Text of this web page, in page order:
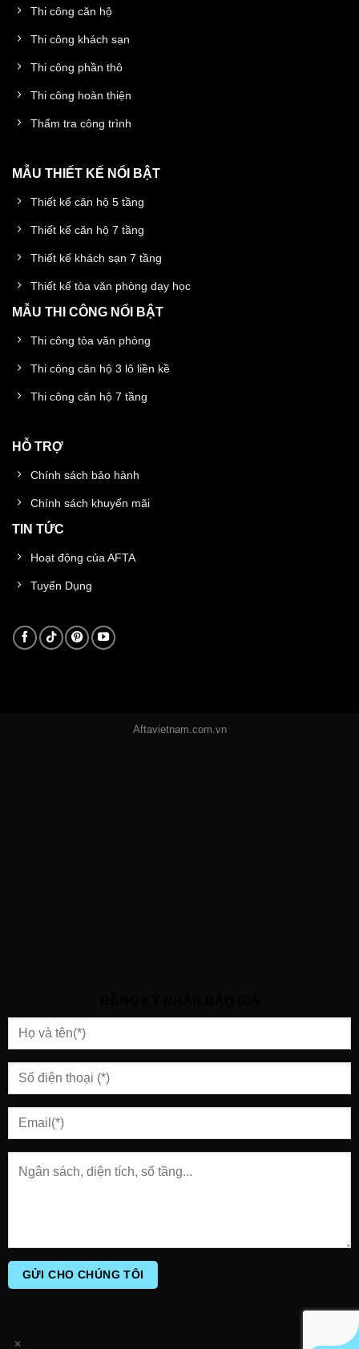
Thi công căn hộ
Thi công khách sạn
Thi công phần thô
Thi công hoàn thiện
Thẩm tra công trình
MẪU THIẾT KẾ NỔI BẬT
Thiết kế căn hộ 5 tầng
Thiết kế căn hộ 7 tầng
Thiết kế khách sạn 7 tầng
Thiết kế tòa văn phòng dạy học
MẪU THI CÔNG NỔI BẬT
Thi công tòa văn phòng
Thi công căn hộ 3 lô liền kề
Thi công căn hộ 7 tầng
HỖ TRỢ
Chính sách bảo hành
Chính sách khuyến mãi
TIN TỨC
Hoạt động của AFTA
Tuyển Dụng
Aftavietnam.com.vn
×